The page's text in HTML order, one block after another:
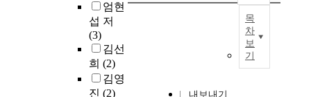
엄현
섭 저
(3)
김선
희 (2)
김영
진 (2)
목
차
보
기
내보내기